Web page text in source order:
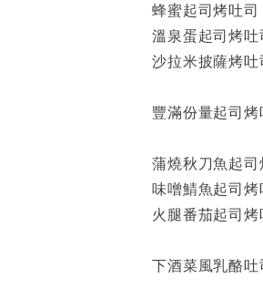
蜂蜜起司烤吐司
溫泉蛋起司烤吐
沙拉米披薩烤吐
豐滿份量起司烤
蒲燒秋刀魚起司
味噌鯖魚起司烤
火腿番茄起司烤
下酒菜風乳酪吐